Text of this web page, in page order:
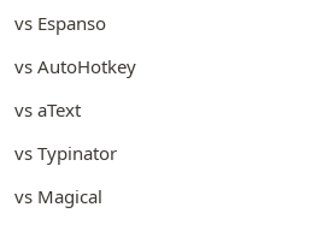
vs Espanso
vs AutoHotkey
vs aText
vs Typinator
vs Magical